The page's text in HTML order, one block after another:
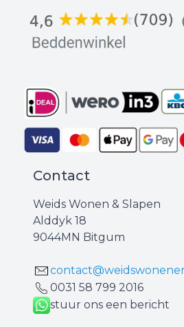
Contact
Weids Wonen & Slapen
Alddyk 18
9044MN Bitgum
0031 ‪58 799 2016‬
stuur ons een bericht